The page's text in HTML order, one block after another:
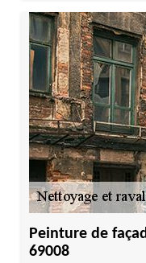
Peinture de
69008